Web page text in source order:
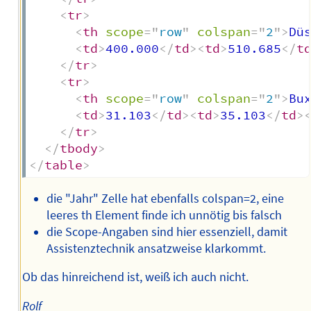
<tr>
<th scope="row" colspan="2">
<td>400.000</td><td>510.685</td
</tr>
<tr>
<th scope="row" colspan="2">
<td>31.103</td><td>35.103</td><
</tr>
</tbody>
</table>
die "Jahr" Zelle hat ebenfalls colspan=2, eine
leeres th Element finde ich unnötig bis falsch
die Scope-Angaben sind hier essenziell, damit
Assistenztechnik ansatzweise klarkommt.
Ob das hinreichend ist, weiß ich auch nicht.
Rolf